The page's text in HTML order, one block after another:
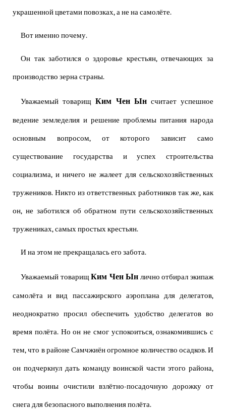
украшенной цветами повозках, а не на самолёте.
Вот именно почему.
Он так заботился о здоровье крестьян, отвечающих за
производство зерна страны.
Уважаемый товарищ Ким Чен Ын считает успешное
ведение земледелия и решение проблемы питания народа
основным вопросом, от которого зависит само
существование государства и успех строительства
социализма, и ничего не жалеет для сельскохозяйственных
тружеников. Никто из ответственных работников так же, как
он, не заботился об обратном пути сельскохозяйственных
тружениках, самых простых крестьян.
И на этом не прекращалась его забота.
Уважаемый товарищКим Чен Ын лично отбирал экипаж
самолёта и вид пассажирского аэроплана для делегатов,
неоднократно просил обеспечить удобство делегатов во
время полёта. Но он не смог успокоиться, ознакомившись с
тем, что в районе Самчжиён огромное количество осадков. И
он подчеркнул дать команду воинской части этого района,
чтобы воины очистили взлётно-посадочную дорожку от
снега для безопасного выполнения полёта.